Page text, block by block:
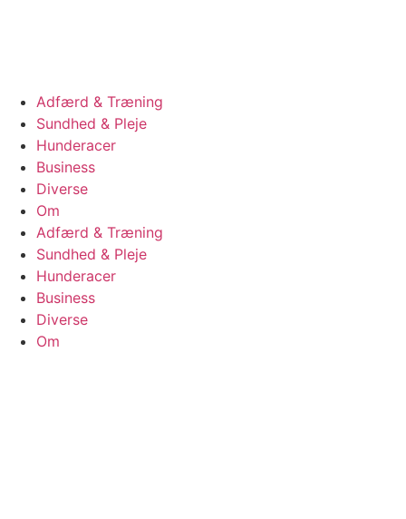
Adfærd & Træning
Sundhed & Pleje
Hunderacer
Business
Diverse
Om
Adfærd & Træning
Sundhed & Pleje
Hunderacer
Business
Diverse
Om